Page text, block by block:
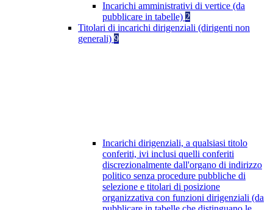
Incarichi amministrativi di vertice (da
pubblicare in tabelle) 2
Titolari di incarichi dirigenziali (dirigenti non
generali) 9
Incarichi dirigenziali, a qualsiasi titolo
conferiti, ivi inclusi quelli conferiti
discrezionalmente dall'organo di indirizzo
politico senza procedure pubbliche di
selezione e titolari di posizione
organizzativa con funzioni dirigenziali (da